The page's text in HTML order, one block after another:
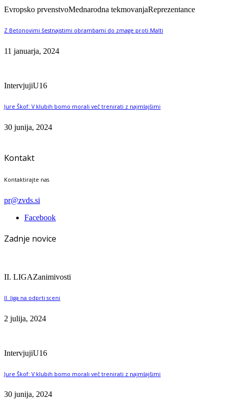
Evropsko prvenstvoMednarodna tekmovanjaReprezentance
Z Betonovimi šestnajstimi obrambami do zmage proti Malti
11 januarja, 2024
IntervjujiU16
Jure Škof: V klubih bomo morali več trenirati z najmlajšimi
30 junija, 2024
Kontakt
Kontaktirajte nas
pr@zvds.si
Facebook
Zadnje novice
II. LIGAZanimivosti
II. liga na odprti sceni
2 julija, 2024
IntervjujiU16
Jure Škof: V klubih bomo morali več trenirati z najmlajšimi
30 junija, 2024